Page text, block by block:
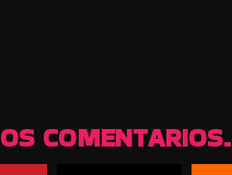
COMENTARIOS.